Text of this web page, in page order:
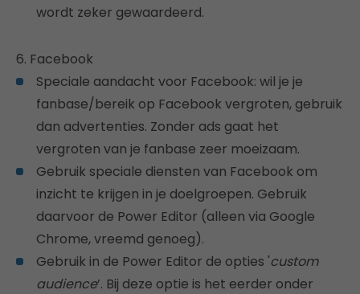
wordt zeker gewaardeerd.
6. Facebook
Speciale aandacht voor Facebook: wil je je
fanbase/bereik op Facebook vergroten, gebruik
dan advertenties. Zonder ads gaat het
vergroten van je fanbase zeer moeizaam.
Gebruik speciale diensten van Facebook om
inzicht te krijgen in je doelgroepen. Gebruik
daarvoor de Power Editor (alleen via Google
Chrome, vreemd genoeg).
Gebruik in de Power Editor de opties 'custom
audience’. Bij deze optie is het eerder onder